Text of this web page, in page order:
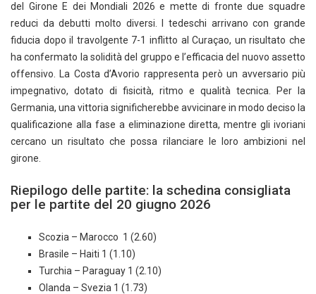
del Girone E dei Mondiali 2026 e mette di fronte due squadre
reduci da debutti molto diversi. I tedeschi arrivano con grande
fiducia dopo il travolgente 7-1 inflitto al Curaçao, un risultato che
ha confermato la solidità del gruppo e l’efficacia del nuovo assetto
offensivo. La Costa d’Avorio rappresenta però un avversario più
impegnativo, dotato di fisicità, ritmo e qualità tecnica. Per la
Germania, una vittoria significherebbe avvicinare in modo deciso la
qualificazione alla fase a eliminazione diretta, mentre gli ivoriani
cercano un risultato che possa rilanciare le loro ambizioni nel
girone.
Riepilogo delle partite: la schedina consigliata
per le partite del 20 giugno 2026
Scozia – Marocco 1 (2.60)
Brasile – Haiti 1 (1.10)
Turchia – Paraguay 1 (2.10)
Olanda – Svezia 1 (1.73)